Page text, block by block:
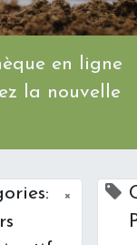
en ligne
la nouvelle
×